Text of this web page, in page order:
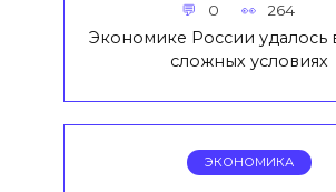
0 264
Экономике России удалось
сложных условиях
ЭКОНОМИКА